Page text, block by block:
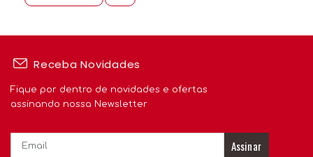
Receba Novidades
Fique por dentro de novidades e ofertas
assinando nossa Newsletter
Assinar